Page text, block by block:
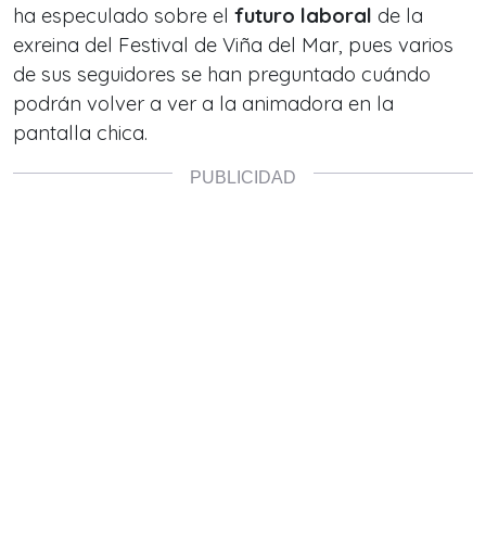
ha especulado sobre el futuro laboral de la
exreina del Festival de Viña del Mar, pues varios
de sus seguidores se han preguntado cuándo
podrán volver a ver a la animadora en la
pantalla chica.